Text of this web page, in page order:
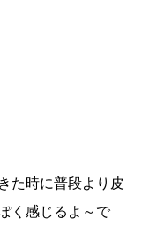
た時に普段より皮
く感じるよ～で